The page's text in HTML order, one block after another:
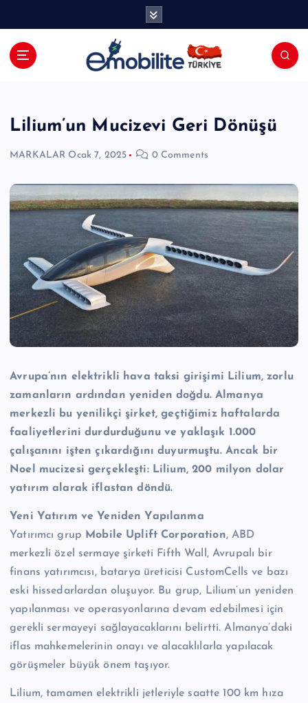
Lilium’un Mucizevi Geri Dönüşü
MARKALAR Ocak 7, 2025 0 Comments
Avrupa’nın elektrikli hava taksi girişimi Lilium, zorlu
zamanların ardından yeniden doğdu. Almanya
merkezli bu yenilikçi şirket, geçtiğimiz haftalarda
faaliyetlerini durdurduğunu ve yaklaşık 1.000
çalışanını işten çıkardığını duyurmuştu. Ancak bir
Noel mucizesi gerçekleşti: Lilium, 200 milyon dolar
yatırım alarak iflastan döndü.
Yeni Yatırım ve Yeniden Yapılanma
Yatırımcı grup Mobile Uplift Corporation, ABD
merkezli özel sermaye şirketi Fifth Wall, Avrupalı bir
finans yatırımcısı, batarya üreticisi CustomCells ve bazı
eski hissedarlardan oluşuyor. Bu grup, Lilium’un yeniden
yapılanması ve operasyonlarına devam edebilmesi için
gerekli sermayeyi sağlayacaklarını belirtti. Almanya’daki
iflas mahkemelerinin onayı ve alacaklılarla yapılacak
görüşmeler büyük önem taşıyor.
Lilium, tamamen elektrikli jetleriyle saatte 100 km hıza